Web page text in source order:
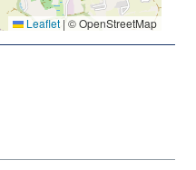
Leaflet |© OpenStreetMap